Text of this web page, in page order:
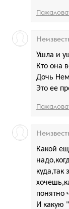
Ушла и
Кто она
Дочь
Это ее
Какой
куда,так
понятно
И какую